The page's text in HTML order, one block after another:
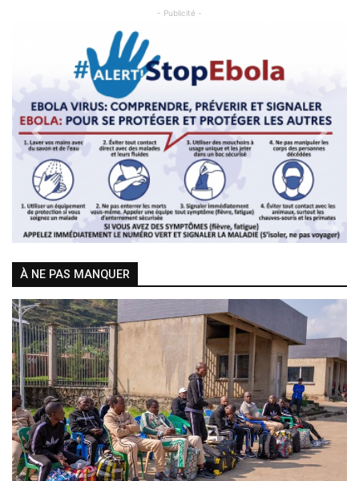
- Publicité -
Previous Next
À NE PAS MANQUER